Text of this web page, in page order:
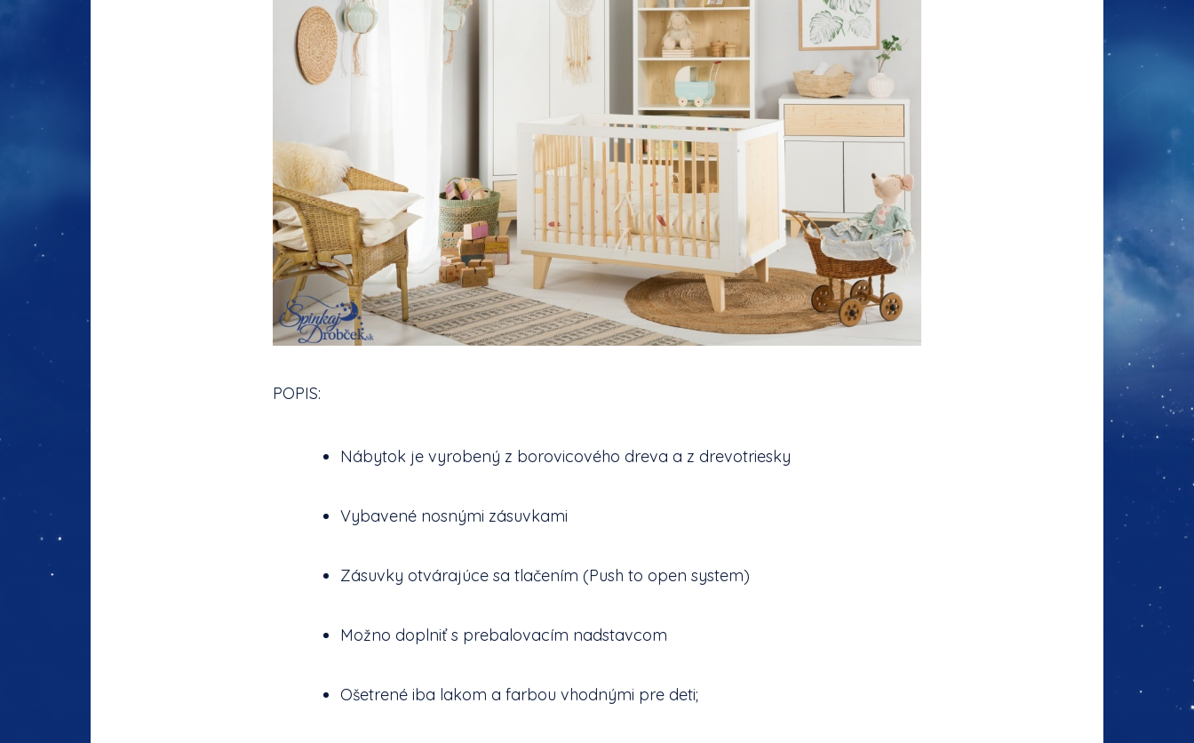
POPIS:
Nábytok je vyrobený z borovicového dreva a z drevotriesky
Vybavené nosnými zásuvkami
Zásuvky otvárajúce sa tlačením (Push to open system)
Možno doplniť s prebalovacím nadstavcom
Ošetrené iba lakom a farbou vhodnými pre deti;